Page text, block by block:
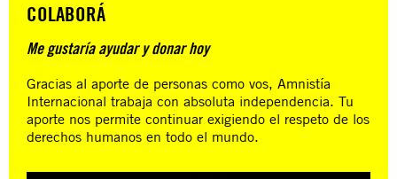
COLABORÁ
Me gustaría ayudar y donar hoy
Gracias al aporte de personas como vos, Amnistía
Internacional trabaja con absoluta independencia. Tu
aporte nos permite continuar exigiendo el respeto de los
derechos humanos en todo el mundo.